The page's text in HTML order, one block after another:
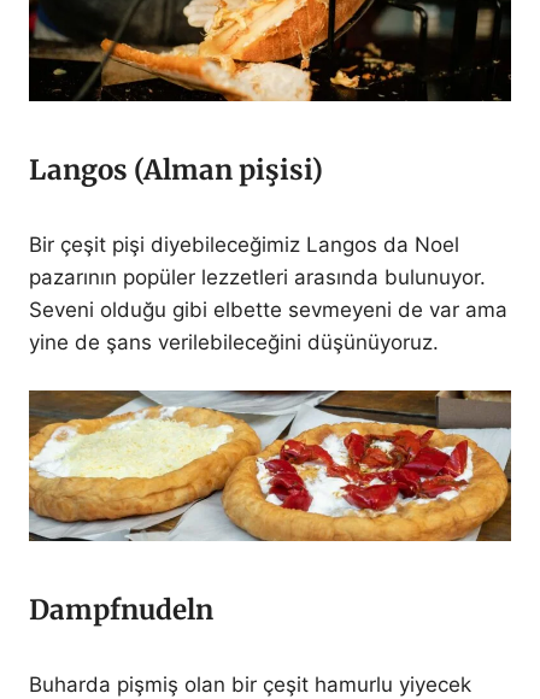
Langos (Alman pişisi)
Bir çeşit pişi diyebileceğimiz Langos da Noel
pazarının popüler lezzetleri arasında bulunuyor.
Seveni olduğu gibi elbette sevmeyeni de var ama
yine de şans verilebileceğini düşünüyoruz.
Dampfnudeln
Buharda pişmiş olan bir çeşit hamurlu yiyecek